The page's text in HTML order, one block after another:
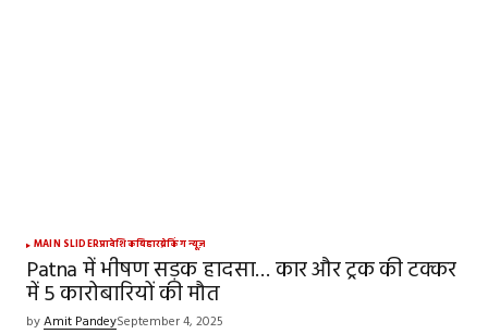
MAIN SLIDERप्रादेशिकबिहारब्रेकिंग न्यूज़
Patna में भीषण सड़क हादसा… कार और ट्रक की टक्कर
में 5 कारोबारियों की मौत
byAmit PandeySeptember 4, 2025